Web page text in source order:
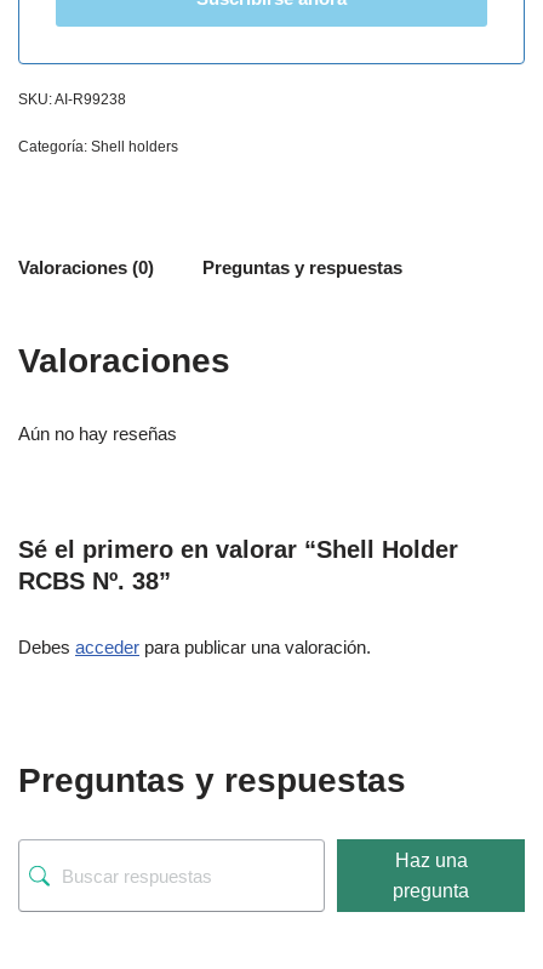
SKU:AI-R99238
Categoría: Shell holders
Valoraciones (0) Preguntas y respuestas
Valoraciones
Aún no hay reseñas
Sé el primero en valorar “Shell Holder
RCBS Nº. 38”
Debes acceder para publicar una valoración.
Preguntas y respuestas
Haz una
pregunta